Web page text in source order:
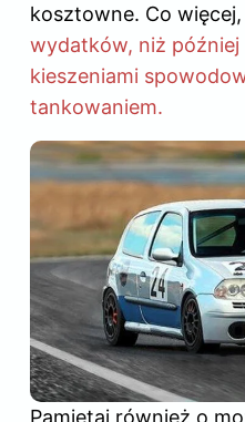
kosztowne. Co więcej,
wydatków, niż
kieszeniami
tankowaniem.
Pamiętaj również o